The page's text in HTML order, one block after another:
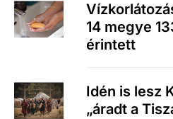
14 megye
érintett
Idén is lesz
„áradt a